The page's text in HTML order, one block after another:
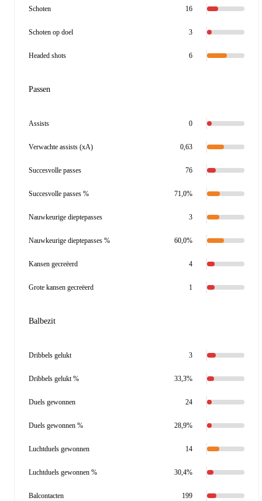
Schoten 16
Schoten op doel 3
Headed shots 6
Passen
Assists 0
Verwachte assists (xA) 0,63
Succesvolle passes 76
Succesvolle passes % 71,0%
Nauwkeurige dieptepasses 3
Nauwkeurige dieptepasses % 60,0%
Kansen gecreëerd 4
Grote kansen gecreëerd 1
Balbezit
Dribbels gelukt 3
Dribbels gelukt % 33,3%
Duels gewonnen 24
Duels gewonnen % 28,9%
Luchtduels gewonnen 14
Luchtduels gewonnen % 30,4%
Balcontacten 199